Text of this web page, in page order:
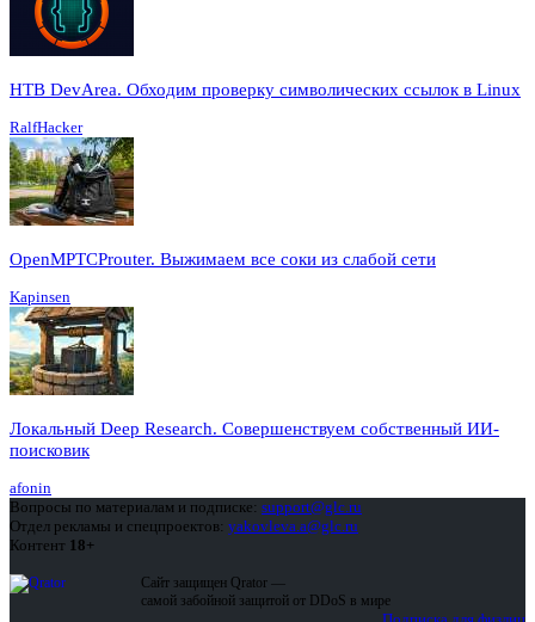
HTB DevArea. Обходим проверку символических ссылок в Linux
RalfHacker
OpenMPTCProuter. Выжимаем все соки из слабой сети
Kapinsen
Локальный Deep Research. Совершенствуем собственный ИИ-
поисковик
afonin
Вопросы по материалам и подписке: support@glc.ru
Отдел рекламы и спецпроектов: yakovleva.a@glc.ru
Контент 18+
Сайт защищен Qrator —
самой забойной защитой от DDoS в мире